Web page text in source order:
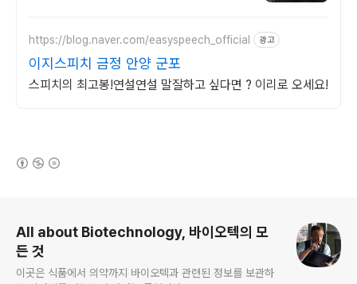
https://blog.naver.com/easyspeech_official 광고
이지스피치 금정 안양 군포
스피치의 최고봉!연설연설 말잘하고 싶다면 ? 이리로 오세요!
All about Biotechnology, 바이오텍의 모
든 것
이곳은 식품에서 의약까지 바이오텍과 관련된 정보를 보관하